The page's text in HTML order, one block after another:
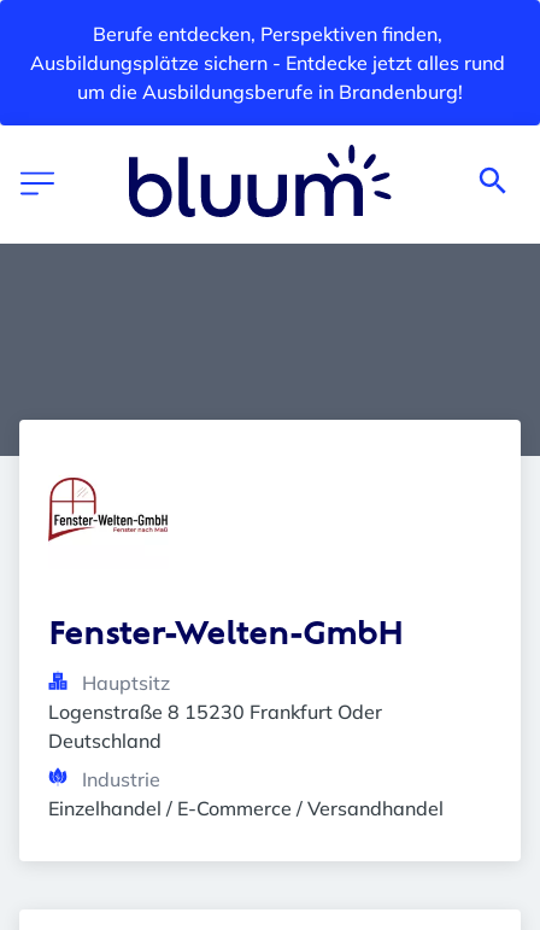
Berufe entdecken, Perspektiven finden,
Ausbildungsplätze sichern - Entdecke jetzt alles rund
um die Ausbildungsberufe in Brandenburg!
Fenster-Welten-GmbH
Hauptsitz
Logenstraße 8 15230 Frankfurt Oder
Deutschland
Industrie
Einzelhandel / E-Commerce / Versandhandel